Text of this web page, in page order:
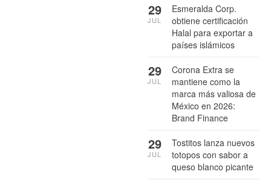
Esmeralda Corp.
obtiene certificación
Halal para exportar a
países islámicos
29
JUL
Corona Extra se
mantiene como la
marca más valiosa de
México en 2026:
Brand Finance
29
JUL
Tostitos lanza nuevos
totopos con sabor a
queso blanco picante
29
JUL